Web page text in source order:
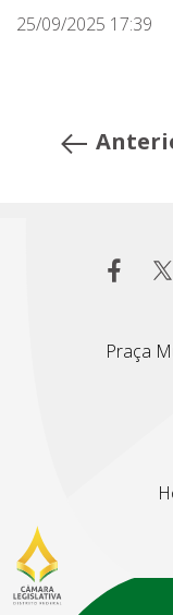
25/09/2025 17:39
Praça